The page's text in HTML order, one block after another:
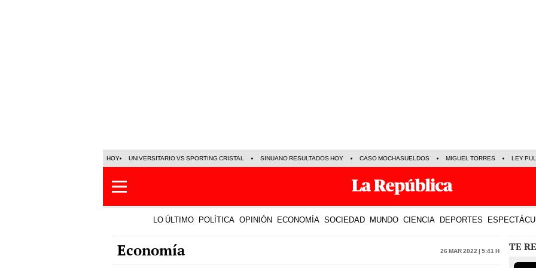
HOY UNIVERSITARIO VS SPORTING CRISTAL SINUANO RESULTADOS HOY CASO MOCHASUELDOS MIGUEL TORRES LEY
LO ÚLTIMO POLÍTICA OPINIÓN ECONOMÍA SOCIEDAD MUNDO CIENCIA DEPORTES
Economía 26 Mar 2022 | 5:41 h TE